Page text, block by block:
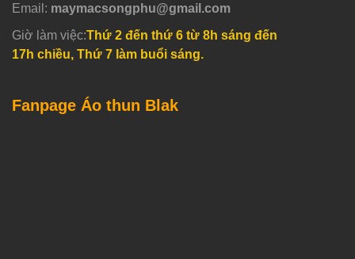
Email: maymacsongphu@gmail.com
Giờ làm việc:Thứ 2 đến thứ 6 từ 8h sáng đến
17h chiều, Thứ 7 làm buổi sáng.
Fanpage Áo thun Blak